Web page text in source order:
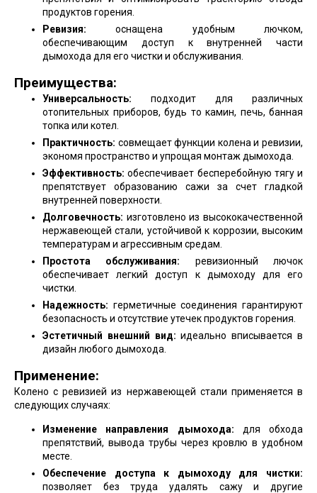
продуктов горения.
Ревизия: оснащена удобным лючком,
обеспечивающим доступ к внутренней части
дымохода для его чистки и обслуживания.
Преимущества:
Универсальность: подходит для различных
отопительных приборов, будь то камин, печь, банная
топка или котел.
Практичность: совмещает функции колена и ревизии,
экономя пространство и упрощая монтаж дымохода.
Эффективность: обеспечивает бесперебойную тягу и
препятствует образованию сажи за счет гладкой
внутренней поверхности.
Долговечность: изготовлено из высококачественной
нержавеющей стали, устойчивой к коррозии, высоким
температурам и агрессивным средам.
Простота обслуживания: ревизионный лючок
обеспечивает легкий доступ к дымоходу для его
чистки.
Надежность: герметичные соединения гарантируют
безопасность и отсутствие утечек продуктов горения.
Эстетичный внешний вид: идеально вписывается в
дизайн любого дымохода.
Применение:
Колено с ревизией из нержавеющей стали применяется в
следующих случаях:
Изменение направления дымохода: для обхода
препятствий, вывода трубы через кровлю в удобном
месте.
Обеспечение доступа к дымоходу для чистки:
позволяет без труда удалять сажу и другие